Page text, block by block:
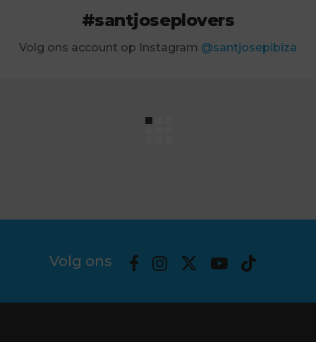
#santjoseplovers
Volg ons account op Instagram @santjosepibiza
Volg ons